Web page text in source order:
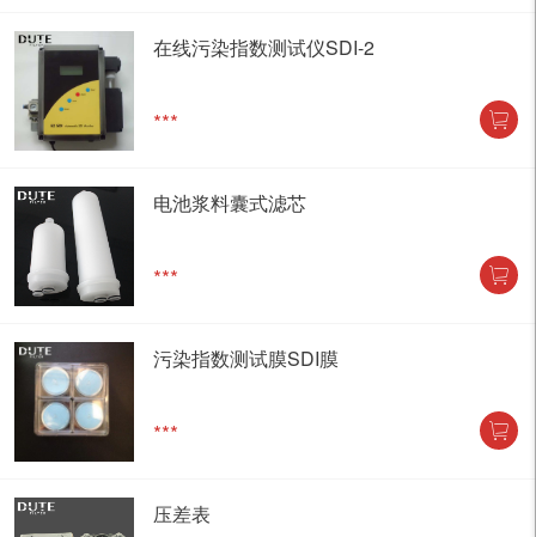
在线污染指数测试仪SDI-2
***
电池浆料囊式滤芯
***
污染指数测试膜SDI膜
***
压差表